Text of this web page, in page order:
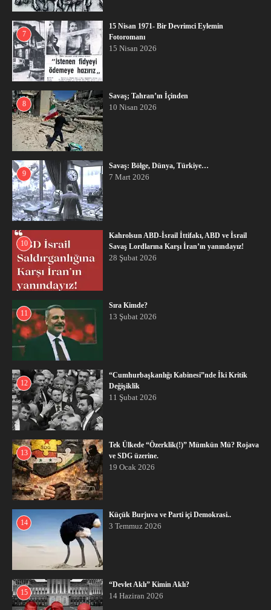
7
15 Nisan 1971- Bir Devrimci Eylemin
Fotoromanı
15 Nisan 2026
8
Savaş; Tahran’ın İçinden
10 Nisan 2026
9
Savaş: Bölge, Dünya, Türkiye…
7 Mart 2026
10
Kahrolsun ABD-İsrail İttifakı, ABD ve İsrail
Savaş Lordlarına Karşı İran’ın yanındayız!
28 Şubat 2026
11
Sıra Kimde?
13 Şubat 2026
12
“Cumhurbaşkanlığı Kabinesi”nde İki Kritik
Değişiklik
11 Şubat 2026
13
Tek Ülkede “Özerklik(!)” Mümkün Mü? Rojava
ve SDG üzerine.
19 Ocak 2026
14
Küçük Burjuva ve Parti içi Demokrasi..
3 Temmuz 2026
15
“Devlet Aklı” Kimin Aklı?
14 Haziran 2026